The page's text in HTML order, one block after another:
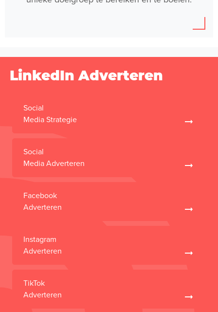
LinkedIn Adverteren
Social
Media Strategie
Social
Media Adverteren
Facebook
Adverteren
Instagram
Adverteren
TikTok
Adverteren